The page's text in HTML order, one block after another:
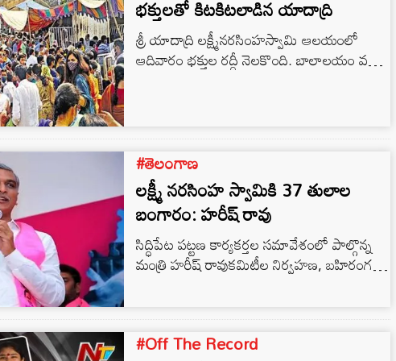
భక్తులతో కిటకిటలాడిన యాదాద్రి
శ్రీ యాదాద్రి లక్ష్మీనరసింహస్వామి ఆలయంలో
ఆదివారం భక్తుల రద్దీ నెలకొంది. బాలాలయం వద్ద
భక్తులతో క్యూ లైన్లు కిక్కిరిసిపోవడంతో భక్తులకు
బాలాలయంలోని శ్రీ లక్ష్మీనృసింహ స్వామి వారికి
ఆర్జిత సేవలు నిర్వహించారు. బాలాలయంలో
ఆలయ అర్చకులు నిజాభిషేకం, సుదర్శన మహా
హోమం నిర్వహించారు. గుట్టపైన ఉన్న పాత
గోశాలలోని వ్రత మండపంలో జరిగిన శ్రీ
సత్యనారాయణ స్వామి…
#తెలంగాణ
లక్ష్మీ నరసింహ స్వామికి 37 తులాల
బంగారం: హరీష్‌ రావు
సిద్ధిపేట పట్టణ కార్యకర్తల సమావేశంలో పాల్గొన్న
మంత్రి హరీష్ రావుకమిటీల నిర్వహణ, బహిరంగ
ప్రకటించిన కౌన్సి లర్స్, టీఆర్‌ఎస్‌ కార్యకర్తలను
#Off The Record